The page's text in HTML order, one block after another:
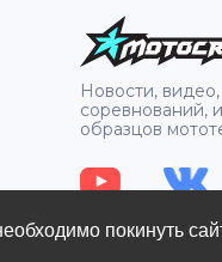
Новости,
соревнований,
образцов
покинуть